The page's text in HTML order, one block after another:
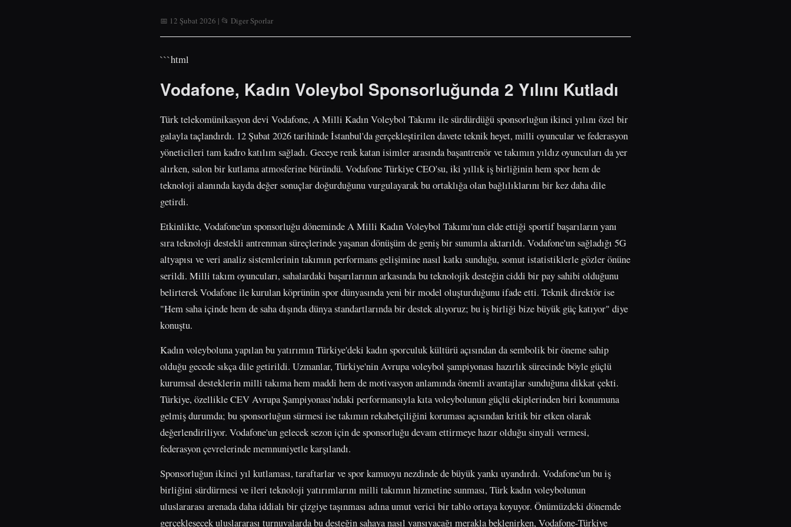
📅 12 Şubat 2026 | 📂 Diger Sporlar
```html
Vodafone, Kadın Voleybol Sponsorluğunda 2 Yılını Kutladı
Türk telekomünikasyon devi Vodafone, A Milli Kadın Voleybol Takımı ile sürdürdüğü sponsorluğun ikinci yılını özel bir
galayla taçlandırdı. 12 Şubat 2026 tarihinde İstanbul'da gerçekleştirilen davete teknik heyet, milli oyuncular ve federasyon
yöneticileri tam kadro katılım sağladı. Geceye renk katan isimler arasında başantrenör ve takımın yıldız oyuncuları da yer
alırken, salon bir kutlama atmosferine büründü. Vodafone Türkiye CEO'su, iki yıllık iş birliğinin hem spor hem de
teknoloji alanında kayda değer sonuçlar doğurduğunu vurgulayarak bu ortaklığa olan bağlılıklarını bir kez daha dile
getirdi.
Etkinlikte, Vodafone'un sponsorluğu döneminde A Milli Kadın Voleybol Takımı'nın elde ettiği sportif başarıların yanı
sıra teknoloji destekli antrenman süreçlerinde yaşanan dönüşüm de geniş bir sunumla aktarıldı. Vodafone'un sağladığı 5G
altyapısı ve veri analiz sistemlerinin takımın performans gelişimine nasıl katkı sunduğu, somut istatistiklerle gözler önüne
serildi. Milli takım oyuncuları, sahalardaki başarılarının arkasında bu teknolojik desteğin ciddi bir pay sahibi olduğunu
belirterek Vodafone ile kurulan köprünün spor dünyasında yeni bir model oluşturduğunu ifade etti. Teknik direktör ise
"Hem saha içinde hem de saha dışında dünya standartlarında bir destek alıyoruz; bu iş birliği bize büyük güç katıyor" diye
konuştu.
Kadın voleyboluna yapılan bu yatırımın Türkiye'deki kadın sporculuk kültürü açısından da sembolik bir öneme sahip
olduğu gecede sıkça dile getirildi. Uzmanlar, Türkiye'nin Avrupa voleybol şampiyonası hazırlık sürecinde böyle güçlü
kurumsal desteklerin milli takıma hem maddi hem de motivasyon anlamında önemli avantajlar sunduğuna dikkat çekti.
Türkiye, özellikle CEV Avrupa Şampiyonası'ndaki performansıyla kıta voleybolunun güçlü ekiplerinden biri konumuna
gelmiş durumda; bu sponsorluğun sürmesi ise takımın rekabetçiliğini koruması açısından kritik bir etken olarak
değerlendiriliyor. Vodafone'un gelecek sezon için de sponsorluğu devam ettirmeye hazır olduğu sinyali vermesi,
federasyon çevrelerinde memnuniyetle karşılandı.
Sponsorluğun ikinci yıl kutlaması, taraftarlar ve spor kamuoyu nezdinde de büyük yankı uyandırdı. Vodafone'un bu iş
birliğini sürdürmesi ve ileri teknoloji yatırımlarını milli takımın hizmetine sunması, Türk kadın voleybolunun
uluslararası arenada daha iddialı bir çizgiye taşınması adına umut verici bir tablo ortaya koyuyor. Önümüzdeki dönemde
gerçekleşecek uluslararası turnuvalarda bu desteğin sahaya nasıl yansıyacağı merakla beklenirken, Vodafone-Türkiye